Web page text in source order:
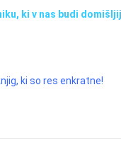
ki v nas budi
ki so res enkratne!